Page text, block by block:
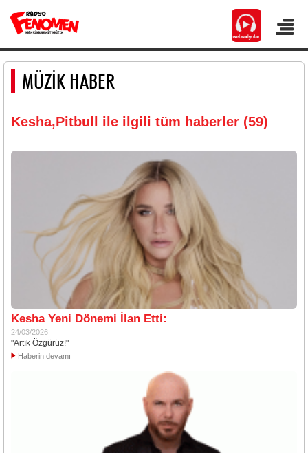
MÜZİK HABER
Kesha,Pitbull ile ilgili tüm haberler (59)
Kesha Yeni Dönemi İlan Etti:
24/03/2026
"Artık Özgürüz!"
Haberin devamı